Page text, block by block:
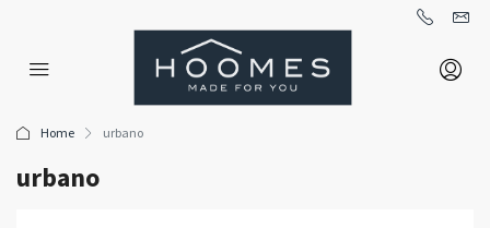
Home urbano
urbano